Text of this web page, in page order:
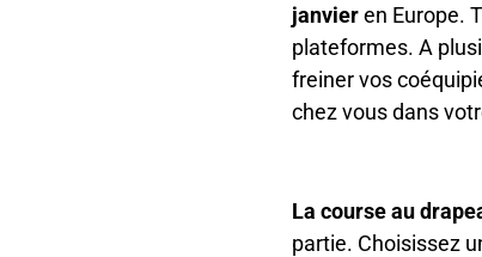
janvieren Europe.
plateformes. A
freiner vos
chez vous dans
La course au
partie. Choisissez